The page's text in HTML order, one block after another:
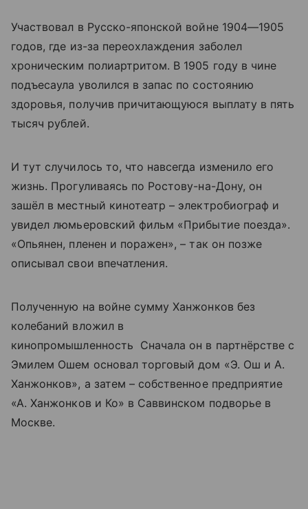
Участвовал в Русско-японской войне 1904—1905
годов, где из-за переохлаждения заболел
хроническим полиартритом. В 1905 году в чине
подъесаула уволился в запас по состоянию
здоровья, получив причитающуюся выплату в пять
тысяч рублей.
И тут случилось то, что навсегда изменило его
жизнь. Прогуливаясь по Ростову-на-Дону, он
зашёл в местный кинотеатр – электробиограф и
увидел люмьеровский фильм «Прибытие поезда».
«Опьянен, пленен и поражен», – так он позже
описывал свои впечатления.
Полученную на войне сумму Ханжонков без
колебаний вложил в
кинопромышленность Сначала он в партнёрстве с
Эмилем Ошем основал торговый дом «Э. Ош и А.
Ханжонков», а затем – собственное предприятие
«А. Ханжонков и Ко» в Саввинском подворье в
Москве.